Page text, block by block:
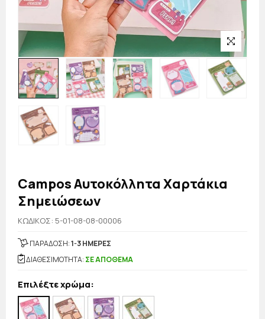
Campos Αυτοκόλλητα Χαρτάκια
Σημειώσεων
KΩΔΙΚΟΣ: 5-01-08-08-00006
ΠΑΡΑΔΟΣΗ:1-3 ΗΜΕΡΕΣ
ΔΙΑΘΕΣΙΜΟΤΗΤΑ: ΣΕ ΑΠΟΘΕΜΑ
Επιλέξτε χρώμα: